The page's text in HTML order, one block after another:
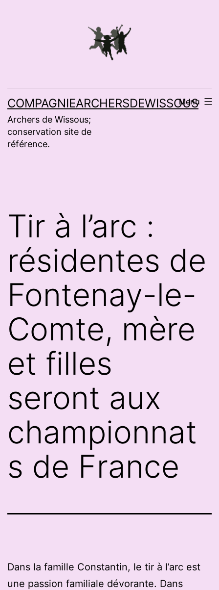
COMPAGNIEARCHERSDEWISSOUS
Archers de Wissous;
conservation site de
référence.
Menu
Tir à l’arc :
résidentes de
Fontenay-le-
Comte, mère
et filles
seront aux
championnat
s de France
Dans la famille Constantin, le tir à l’arc est
une passion familiale dévorante. Dans